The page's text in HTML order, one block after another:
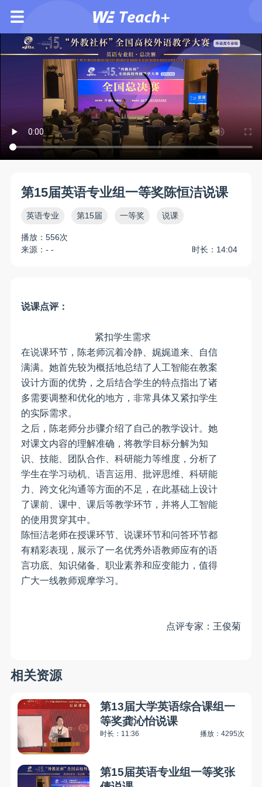
第15届英语专业组一等奖陈恒洁说课
英语专业 第15届 一等奖 说课
播放：556次
来源：- -
时长：14:04
说课点评：
紧扣学生需求
在说课环节，陈老师沉着冷静、娓娓道来、自信
满满。她首先较为概括地总结了人工智能在教案
设计方面的优势，之后结合学生的特点指出了诸
多需要调整和优化的地方，非常具体又紧扣学生
的实际需求。
之后，陈老师分步骤介绍了自己的教学设计。她
对课文内容的理解准确，将教学目标分解为知
识、技能、团队合作、科研能力等维度，分析了
学生在学习动机、语言运用、批评思维、科研能
力、跨文化沟通等方面的不足，在此基础上设计
了课前、课中、课后等教学环节，并将人工智能
的使用贯穿其中。
陈恒洁老师在授课环节、说课环节和问答环节都
有精彩表现，展示了一名优秀外语教师应有的语
言功底、知识储备、职业素养和应变能力，值得
广大一线教师观摩学习。
点评专家： 王俊菊
相关资源
第13届大学英语综合课组一
等奖龚沁怡说课
时长：11:36 播放：4295次
第15届英语专业组一等奖张